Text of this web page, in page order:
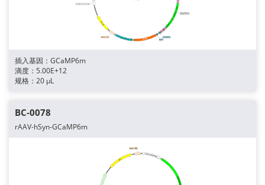
插入基因：GCaMP6m
滴度：5.00E+12
规格：20 μL
BC-0078
rAAV-hSyn-GCaMP6m